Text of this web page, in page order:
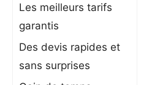
Les meilleurs tarifs
garantis
Des devis rapides et
sans surprises